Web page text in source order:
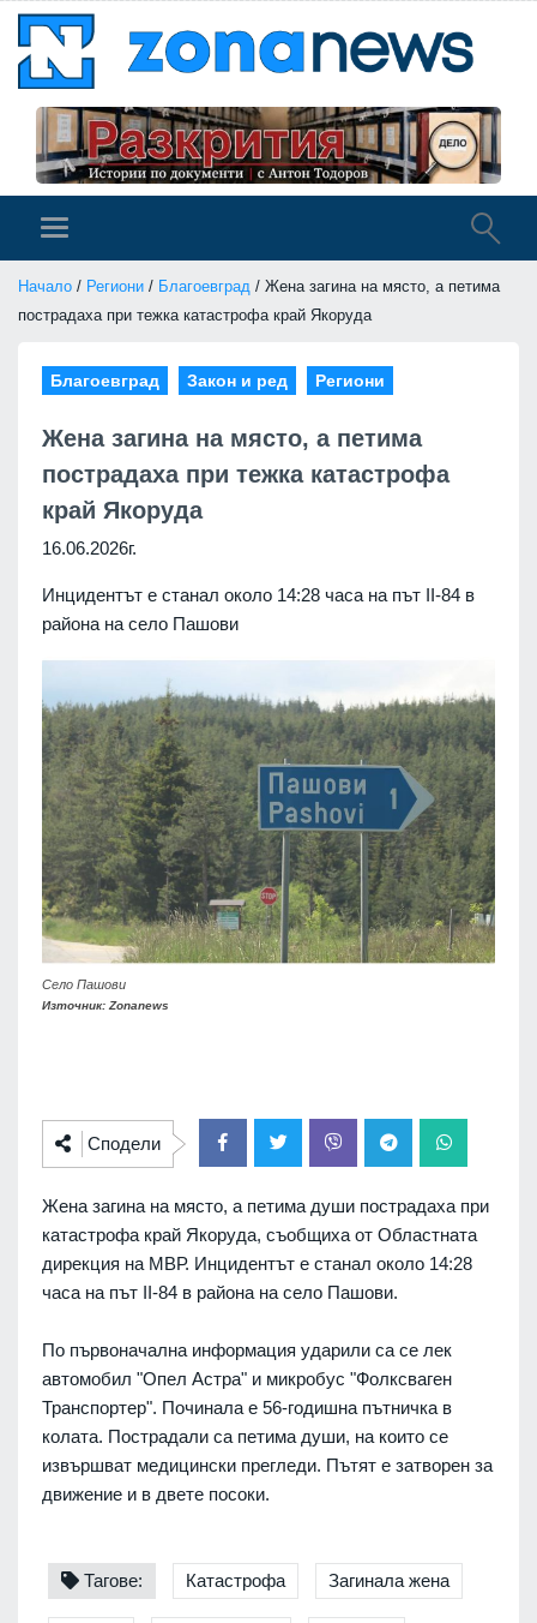
Начало / Региони / Благоевград / Жена загина на място, а петима
пострадаха при тежка катастрофа край Якоруда
Благоевград Закон и ред Региони
Жена загина на място, а петима
пострадаха при тежка катастрофа
край Якоруда
16.06.2026г.
Инцидентът е станал около 14:28 часа на път II-84 в
района на село Пашови
Село Пашови
Източник: Zonanews
Сподели
Жена загина на място, а петима души пострадаха при
катастрофа край Якоруда, съобщиха от Областната
дирекция на МВР. Инцидентът е станал около 14:28
часа на път II-84 в района на село Пашови.
По първоначална информация ударили са се лек
автомобил "Опел Астра" и микробус "Фолксваген
Транспортер". Починала е 56-годишна пътничка в
колата. Пострадали са петима души, на които се
извършват медицински прегледи. Пътят е затворен за
движение и в двете посоки.
Тагове: Катастрофа Загинала жена